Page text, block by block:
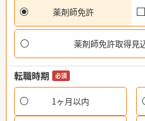
薬剤師免許
薬剤師免許取得見込
転職時期 必須
1ヶ月以内